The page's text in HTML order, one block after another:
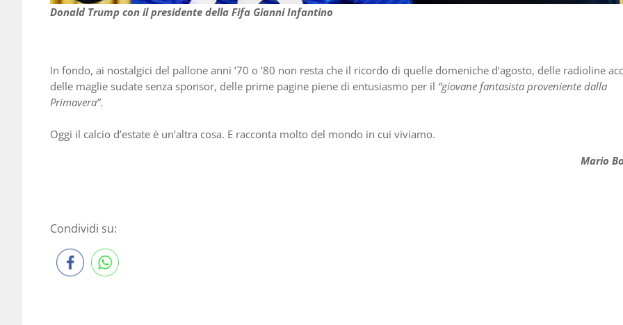
Donald Trump con il presidente della Fifa Gianni Infantino
In fondo, ai nostalgici del pallone anni ’70 o ’80 non resta che il ricordo di quelle domeniche d’agosto, delle radioline
delle maglie sudate senza sponsor, delle prime pagine piene di entusiasmo per il “giovane fantasista proveniente dalla
Primavera”.
Oggi il calcio d’estate è un’altra cosa. E racconta molto del mondo in cui viviamo.
Mario
Condividi su: